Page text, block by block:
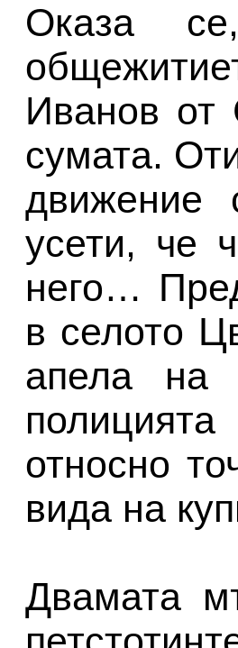
Оказа
Иванов от
сумата.
движение
усети, че
него…
в селото
апела на
относно
вида на
Двамата